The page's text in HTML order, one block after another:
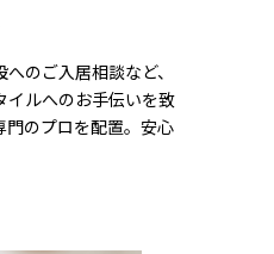
のご入居相談など、
イルへのお手伝いを致
門のプロを配置。安心